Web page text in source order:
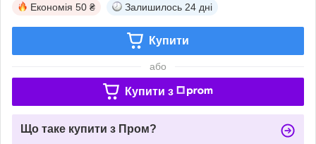
Економія 50 ₴ Залишилось 24 дні
Купити
або
Купити з
Що таке купити з Пром?